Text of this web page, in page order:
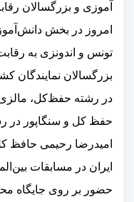
آموزی و بزرگسالان
امروز در بخش
تونس و اندونزی به
بزرگسالان نمایندگان
در رشته حفظ‌کل، مالزی
حفظ کل و سنگاپور در
امیدرضا رحیمی حافظ
ایران در مسابقات
حضور بر روی جایگاه